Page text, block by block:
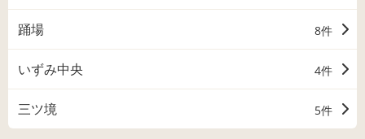
踊場 8件
いずみ中央 4件
三ツ境 5件